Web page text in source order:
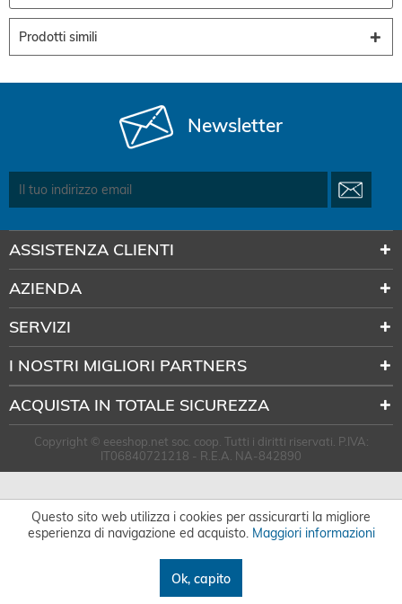
Prodotti simili
Newsletter
ASSISTENZA CLIENTI
AZIENDA
SERVIZI
I NOSTRI MIGLIORI PARTNERS
ACQUISTA IN TOTALE SICUREZZA
Copyright © eeeshop.net soc. coop. Tutti i diritti riservati. P.IVA:
IT06840721218 - R.E.A. NA-842890
Questo sito web utilizza i cookies per assicurarti la migliore
esperienza di navigazione ed acquisto. Maggiori informazioni
Ok, capito